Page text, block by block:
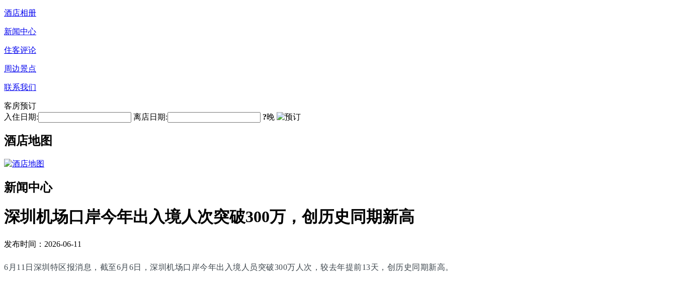
酒店相册
新闻中心
住客评论
周边景点
联系我们
客房预订
入住日期:
离店日期: ?晚
酒店地图
新闻中心
深圳机场口岸今年出入境人次突破300万，创历史同期新高
发布时间：2026-06-11
6月11日深圳特区报消息，截至6月6日，深圳机场口岸今年出入境人员突破300万人次，较去年提前13天，创历史同期新高。